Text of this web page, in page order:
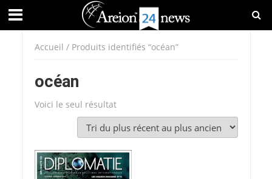
Accueil / Produits identifiés “océan”
océan
Voici le seul résultat